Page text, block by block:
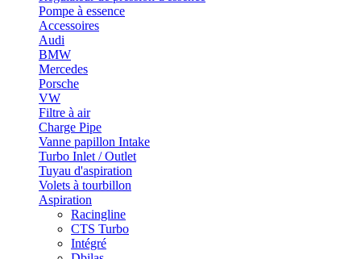
Pompe à essence
Accessoires
Audi
BMW
Mercedes
Porsche
VW
Filtre à air
Charge Pipe
Vanne papillon Intake
Turbo Inlet / Outlet
Tuyau d'aspiration
Volets à tourbillon
Aspiration
Racingline
CTS Turbo
Intégré